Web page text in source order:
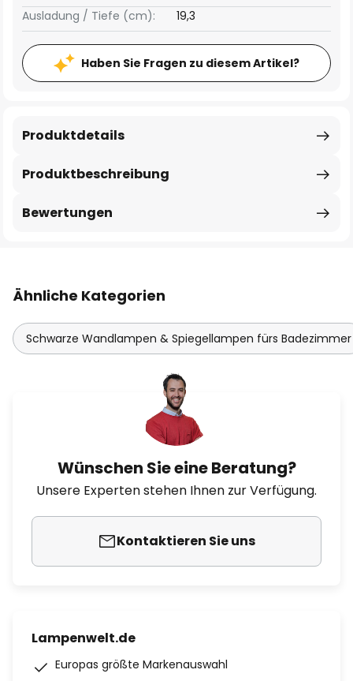
Ausladung / Tiefe (cm): 19,3
Haben Sie Fragen zu diesem Artikel?
Produktbeschreibung
Produktdetails
Bewertungen
Ähnliche Kategorien
Schwarze Wandlampen & Spiegellampen fürs Badezimmer
Wünschen Sie eine Beratung?
Unsere Experten stehen Ihnen zur Verfügung.
Kontaktieren Sie uns
Lampenwelt.de
Europas größte Markenauswahl